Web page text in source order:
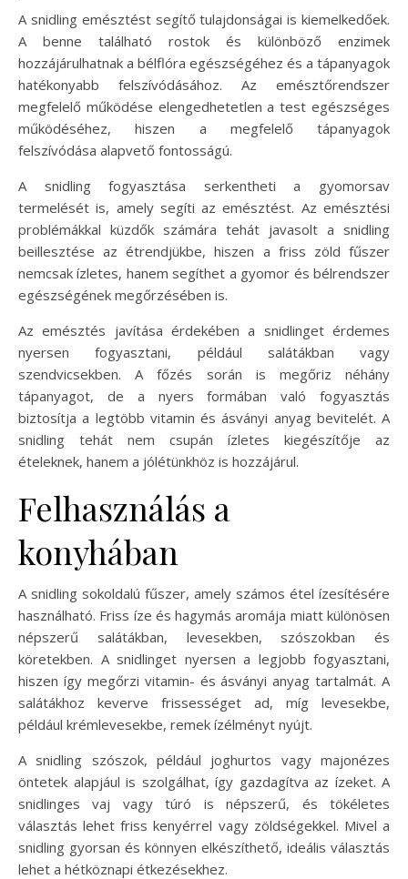
A snidling emésztést segítő tulajdonságai is kiemelkedőek.
A benne található rostok és különböző enzimek
hozzájárulhatnak a bélflóra egészségéhez és a tápanyagok
hatékonyabb felszívódásához. Az emésztőrendszer
megfelelő működése elengedhetetlen a test egészséges
működéséhez, hiszen a megfelelő tápanyagok
felszívódása alapvető fontosságú.
A snidling fogyasztása serkentheti a gyomorsav
termelését is, amely segíti az emésztést. Az emésztési
problémákkal küzdők számára tehát javasolt a snidling
beillesztése az étrendjükbe, hiszen a friss zöld fűszer
nemcsak ízletes, hanem segíthet a gyomor és bélrendszer
egészségének megőrzésében is.
Az emésztés javítása érdekében a snidlinget érdemes
nyersen fogyasztani, például salátákban vagy
szendvicsekben. A főzés során is megőriz néhány
tápanyagot, de a nyers formában való fogyasztás
biztosítja a legtöbb vitamin és ásványi anyag bevitelét. A
snidling tehát nem csupán ízletes kiegészítője az
ételeknek, hanem a jólétünkhöz is hozzájárul.
Felhasználás a
konyhában
A snidling sokoldalú fűszer, amely számos étel ízesítésére
használható. Friss íze és hagymás aromája miatt különösen
népszerű salátákban, levesekben, szószokban és
köretekben. A snidlinget nyersen a legjobb fogyasztani,
hiszen így megőrzi vitamin- és ásványi anyag tartalmát. A
salátákhoz keverve frissességet ad, míg levesekbe,
például krémlevesekbe, remek ízélményt nyújt.
A snidling szószok, például joghurtos vagy majonézes
öntetek alapjául is szolgálhat, így gazdagítva az ízeket. A
snidlinges vaj vagy túró is népszerű, és tökéletes
választás lehet friss kenyérrel vagy zöldségekkel. Mivel a
snidling gyorsan és könnyen elkészíthető, ideális választás
lehet a hétköznapi étkezésekhez.